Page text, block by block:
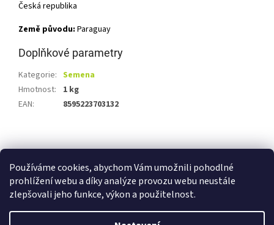
Používáme cookies, abychom Vám umožnili pohodlné
prohlížení webu a díky analýze provozu webu neustále
zlepšovali jeho funkce, výkon a použitelnost.
Česká republika
Země původu: Paraguay
Doplňkové parametry
Kategorie: Semena
Hmotnost:
1 kg
EAN: 8595223703132
á